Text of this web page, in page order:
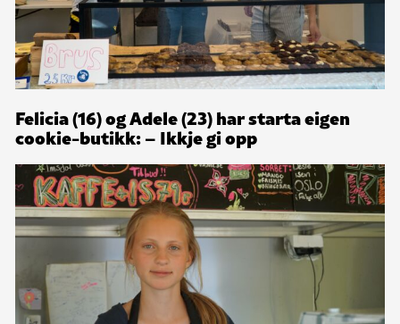
Felicia (16) og Adele (23) har starta eigen
cookie-butikk: – Ikkje gi opp